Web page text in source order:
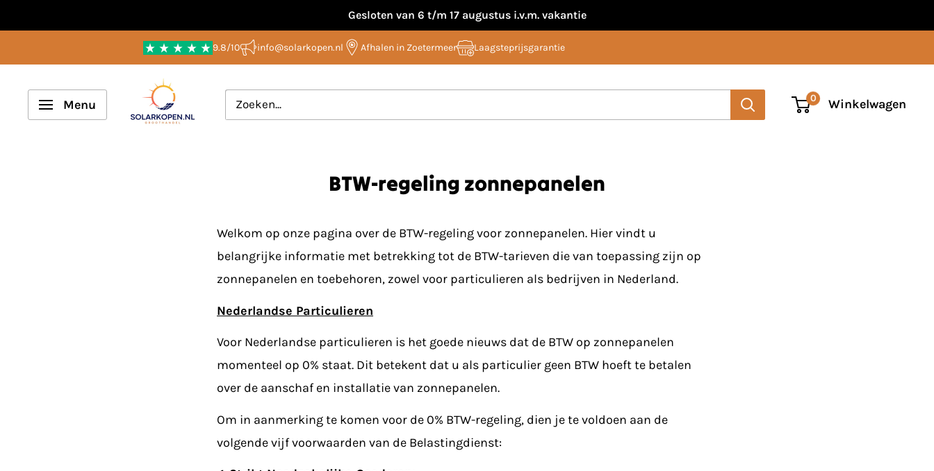
naar
Gesloten van 6 t/m 17 augustus i.v.m. vakantie
9.8/10 info@solarkopen.nl Afhalen in Zoetermeer Laagsteprijsgarantie
Menu
Solarkopen.nl
0 Winkelwagen
BTW-regeling zonnepanelen
Welkom op onze pagina over de BTW-regeling voor zonnepanelen. Hier vindt u
belangrijke informatie met betrekking tot de BTW-tarieven die van toepassing zijn op
zonnepanelen en toebehoren, zowel voor particulieren als bedrijven in Nederland.
Nederlandse Particulieren
Voor Nederlandse particulieren is het goede nieuws dat de BTW op zonnepanelen
momenteel op 0% staat. Dit betekent dat u als particulier geen BTW hoeft te betalen
over de aanschaf en installatie van zonnepanelen.
Om in aanmerking te komen voor de 0% BTW-regeling, dien je te voldoen aan de
volgende vijf voorwaarden van de Belastingdienst: